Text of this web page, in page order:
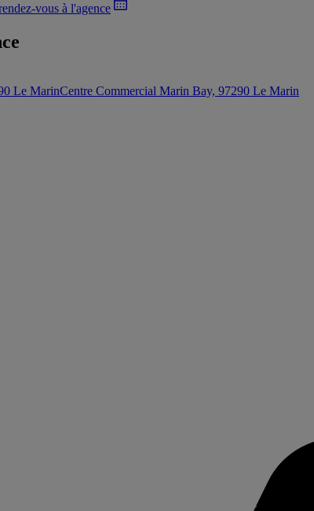
vous à l'agence
Le MarinCentre Commercial Marin Bay, 97290 Le Marin